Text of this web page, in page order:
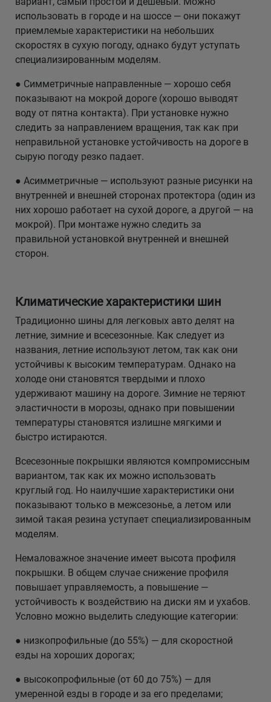
использовать в городе и на шоссе — они покажут
приемлемые характеристики на небольших
скоростях в сухую погоду, однако будут уступать
специализированным моделям.
● Симметричные направленные — хорошо себя
показывают на мокрой дороге (хорошо выводят
воду от пятна контакта). При установке нужно
следить за направлением вращения, так как при
неправильной установке устойчивость на дороге в
сырую погоду резко падает.
● Асимметричные — используют разные рисунки на
внутренней и внешней сторонах протектора (один из
них хорошо работает на сухой дороге, а другой — на
мокрой). При монтаже нужно следить за
правильной установкой внутренней и внешней
сторон.
Климатические характеристики шин
Традиционно шины для легковых авто делят на
летние, зимние и всесезонные. Как следует из
названия, летние используют летом, так как они
устойчивы к высоким температурам. Однако на
холоде они становятся твердыми и плохо
удерживают машину на дороге. Зимние не теряют
эластичности в морозы, однако при повышении
температуры становятся излишне мягкими и
быстро истираются.
Всесезонные покрышки являются компромиссным
вариантом, так как их можно использовать
круглый год. Но наилучшие характеристики они
показывают только в межсезонье, а летом или
зимой такая резина уступает специализированным
моделям.
Немаловажное значение имеет высота профиля
покрышки. В общем случае снижение профиля
повышает управляемость, а повышение —
устойчивость к воздействию на диски ям и ухабов.
Условно можно выделить следующие категории:
● низкопрофильные (до 55%) — для скоростной
езды на хороших дорогах;
● высокопрофильные (от 60 до 75%) — для
умеренной езды в городе и за его пределами;